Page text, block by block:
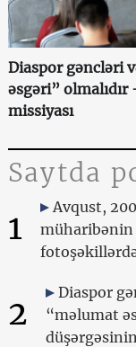
Diaspor gəncləri
əsgəri”
missiyası
Saytda
1
Avqust,
müharibənin
2
Diaspor
“məlumat